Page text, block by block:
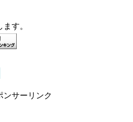
す。
ンサーリンク